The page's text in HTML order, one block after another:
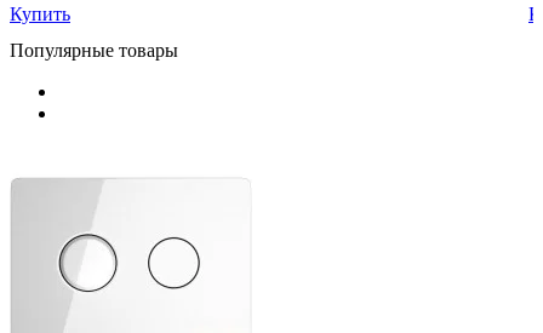
Купить
Популярные товары